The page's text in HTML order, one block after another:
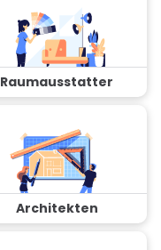
Raumausstatter
Architekten